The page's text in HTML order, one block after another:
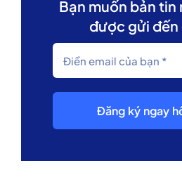
Bạn muốn bản tin
được gửi đến
Đăng ký ngay